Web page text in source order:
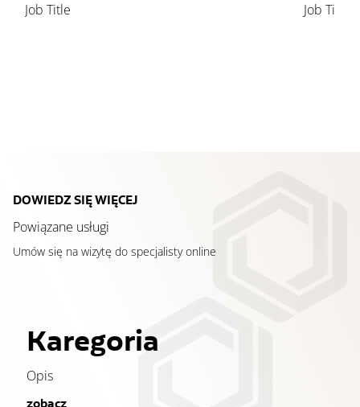
Job Title Job Title
DOWIEDZ SIĘ WIĘCEJ
Powiązane usługi
Umów się na wizytę do specjalisty online
Karegoria
Opis
zobacz